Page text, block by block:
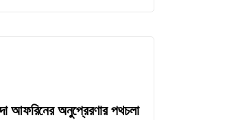
আফরিনের অনুপ্রেরণার পথচলা